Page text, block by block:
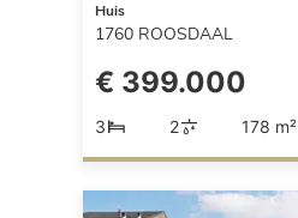
Huis
1760 ROOSDAAL
€ 399.000
3 2 178 m²